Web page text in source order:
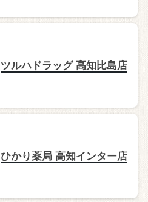
ツルハドラッグ 高知比島店
ひかり薬局 高知インター店